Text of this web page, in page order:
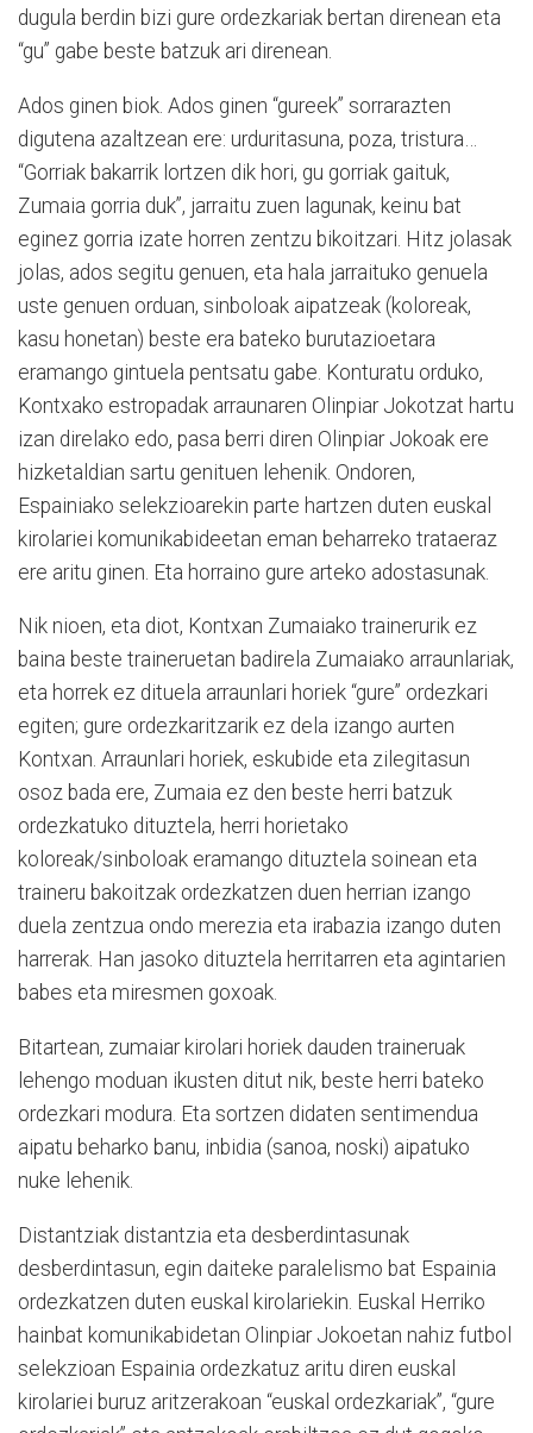
dugula berdin bizi gure ordezkariak bertan direnean eta
“gu” gabe beste batzuk ari direnean.
Ados ginen biok. Ados ginen “gureek” sorrarazten
digutena azaltzean ere: urduritasuna, poza, tristura…
“Gorriak bakarrik lortzen dik hori, gu gorriak gaituk,
Zumaia gorria duk”, jarraitu zuen lagunak, keinu bat
eginez gorria izate horren zentzu bikoitzari. Hitz jolasak
jolas, ados segitu genuen, eta hala jarraituko genuela
uste genuen orduan, sinboloak aipatzeak (koloreak,
kasu honetan) beste era bateko burutazioetara
eramango gintuela pentsatu gabe. Konturatu orduko,
Kontxako estropadak arraunaren Olinpiar Jokotzat hartu
izan direlako edo, pasa berri diren Olinpiar Jokoak ere
hizketaldian sartu genituen lehenik. Ondoren,
Espainiako selekzioarekin parte hartzen duten euskal
kirolariei komunikabideetan eman beharreko trataeraz
ere aritu ginen. Eta horraino gure arteko adostasunak.
Nik nioen, eta diot, Kontxan Zumaiako trainerurik ez
baina beste traineruetan badirela Zumaiako arraunlariak,
eta horrek ez dituela arraunlari horiek “gure” ordezkari
egiten; gure ordezkaritzarik ez dela izango aurten
Kontxan. Arraunlari horiek, eskubide eta zilegitasun
osoz bada ere, Zumaia ez den beste herri batzuk
ordezkatuko dituztela, herri horietako
koloreak/sinboloak eramango dituztela soinean eta
traineru bakoitzak ordezkatzen duen herrian izango
duela zentzua ondo merezia eta irabazia izango duten
harrerak. Han jasoko dituztela herritarren eta agintarien
babes eta miresmen goxoak.
Bitartean, zumaiar kirolari horiek dauden traineruak
lehengo moduan ikusten ditut nik, beste herri bateko
ordezkari modura. Eta sortzen didaten sentimendua
aipatu beharko banu, inbidia (sanoa, noski) aipatuko
nuke lehenik.
Distantziak distantzia eta desberdintasunak
desberdintasun, egin daiteke paralelismo bat Espainia
ordezkatzen duten euskal kirolariekin. Euskal Herriko
hainbat komunikabidetan Olinpiar Jokoetan nahiz futbol
selekzioan Espainia ordezkatuz aritu diren euskal
kirolariei buruz aritzerakoan “euskal ordezkariak”, “gure